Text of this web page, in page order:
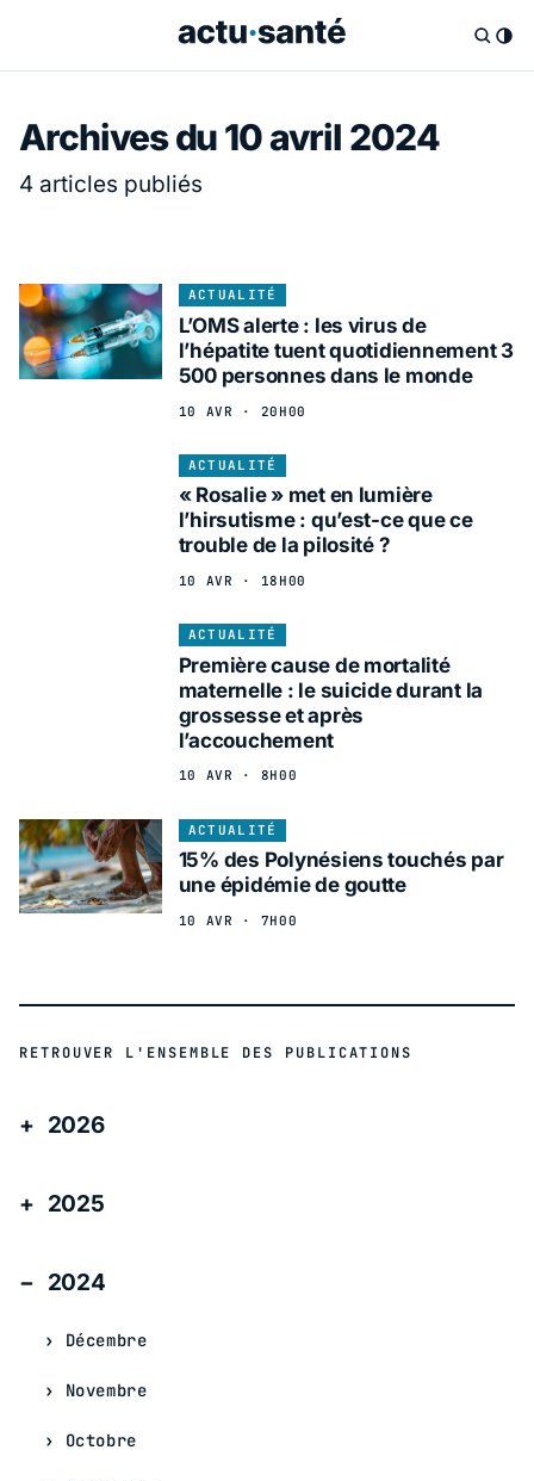
Archives du 10 avril 2024
4 articles publiés
ACTUALITÉ
L’OMS alerte : les virus de
l’hépatite tuent quotidiennement 3
500 personnes dans le monde
10 AVR · 20H00
ACTUALITÉ
« Rosalie » met en lumière
l’hirsutisme : qu’est-ce que ce
trouble de la pilosité ?
10 AVR · 18H00
ACTUALITÉ
Première cause de mortalité
maternelle : le suicide durant la
grossesse et après
l’accouchement
10 AVR · 8H00
ACTUALITÉ
15% des Polynésiens touchés par
une épidémie de goutte
10 AVR · 7H00
RETROUVER L'ENSEMBLE DES PUBLICATIONS
2026
2025
2024
Décembre
Novembre
Octobre